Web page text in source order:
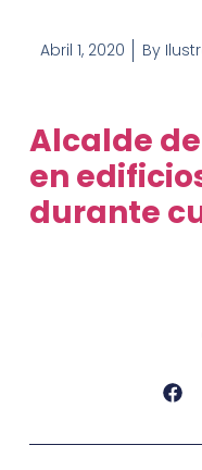
Abril 1, 2020 By
Alcalde
en
durante